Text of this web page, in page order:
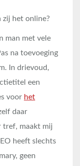
zij het online?
man met vele
na toevoeging
In drievoud,
een
voor het
daar
tref, maakt mij
heeft slechts
geen